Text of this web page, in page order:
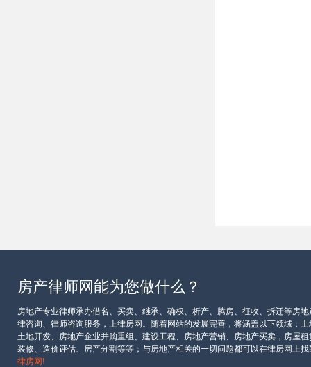
房产律师网能为您做什么？
房地产专业律师承办借名、买卖、继承、确权、析产、腾房、征收、拆迁等房
律咨询、律师咨询服务，上律房网。随着网站的发展完善，将涵盖以下领域：
土地开发、房地产企业并购重组、建设工程、房地产营销、房地产买卖，房屋
装修、造价评估、房产分割等等；与房地产相关的一切问题都可以在律房网上
律房网!